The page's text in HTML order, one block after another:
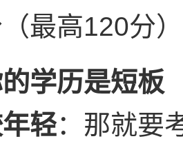
最高120分
学历是短板
轻：那就要